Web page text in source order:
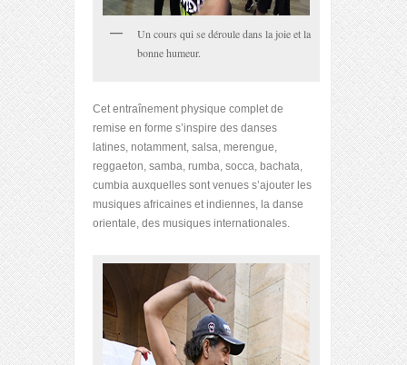
Un cours qui se déroule dans la joie et la
bonne humeur.
Cet entraînement physique complet de
remise en forme s’inspire des danses
latines, notamment, salsa, merengue,
reggaeton, samba, rumba, socca, bachata,
cumbia auxquelles sont venues s’ajouter les
musiques africaines et indiennes, la danse
orientale, des musiques internationales.